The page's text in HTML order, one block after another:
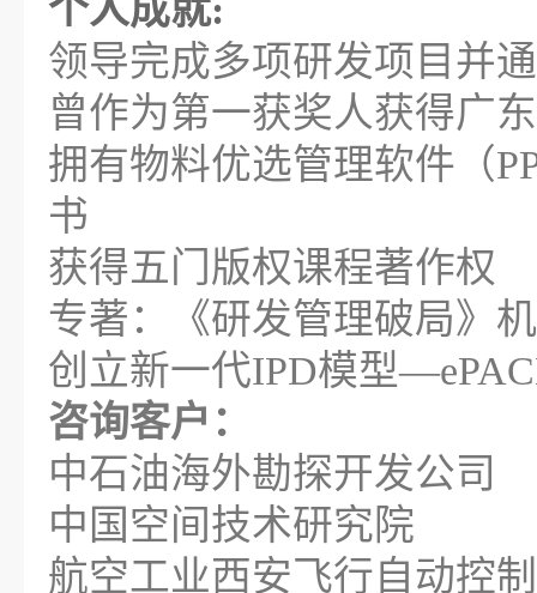
个人成就:
领导完成多项研发项目并
曾作为第一获奖人获得广
拥有物料优选管理软件（
书
获得五门版权课程著作权
专著：《研发管理破局》
创立新一代IPD模型
咨询客户：
中石油海外勘探开发公司
中国空间技术研究院
航空工业西安飞行自动控